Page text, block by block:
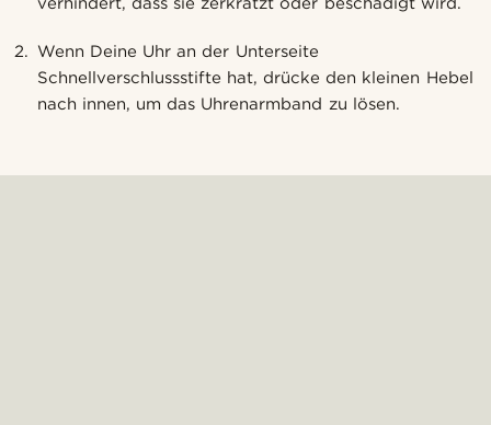
Wenn Deine Uhr an der Unterseite
Schnellverschlussstifte hat, drücke den kleinen Hebel
nach innen, um das Uhrenarmband zu lösen.